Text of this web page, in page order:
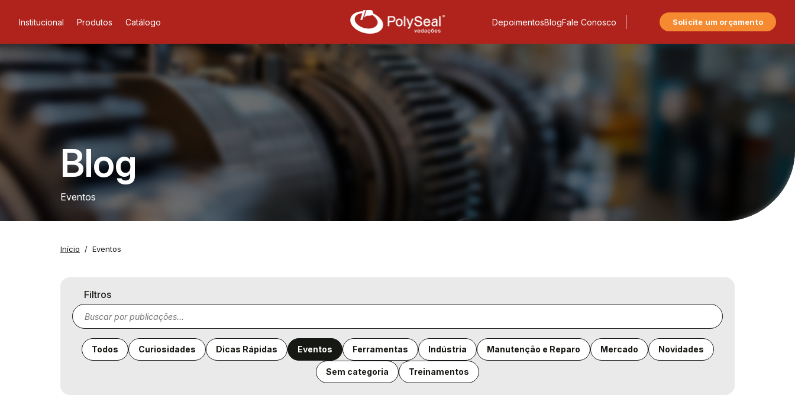
Institucional Produtos Catálogo DepoimentosBlogFale Conosco Solicite um orçamento
Blog
Eventos
Início Eventos
Filtros
Todos Curiosidades Dicas Rápidas Eventos Ferramentas Indústria Manutenção e Reparo Mercado Novidades
Sem categoria Treinamentos